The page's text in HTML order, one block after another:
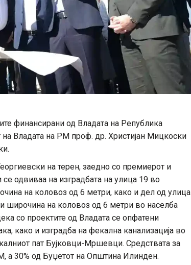
финансирани од Владата на Република
Владата на РМ проф. др. Христијан Мицкоски
на терен, заедно со премиерот и
одвиваа на изградбата на улица 19 во
на коловоз од 6 метри, како и дел од улица
широчина на коловоз од 6 метри во населба
со проектите од Владата се опфатени
како и изградба на фекална канализација во
пат Бујковци-Мршевци. Средствата за
а 30% од Буџетот на Општина Илинден.